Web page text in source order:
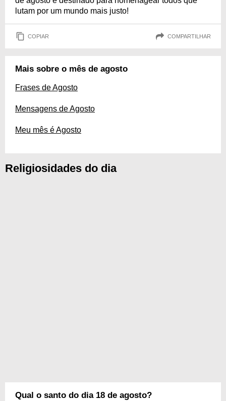
lutam por um mundo mais justo!
COPIAR COMPARTILHAR
Mais sobre o mês de agosto
Frases de Agosto
Mensagens de Agosto
Meu mês é Agosto
Religiosidades do dia
Qual o santo do dia 18 de agosto?